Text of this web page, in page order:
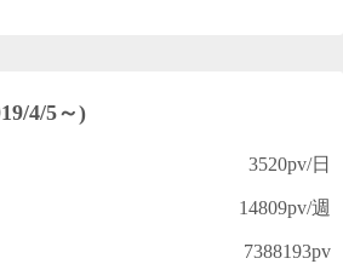
4/5～)
3520pv/日
14809pv/週
7388193pv